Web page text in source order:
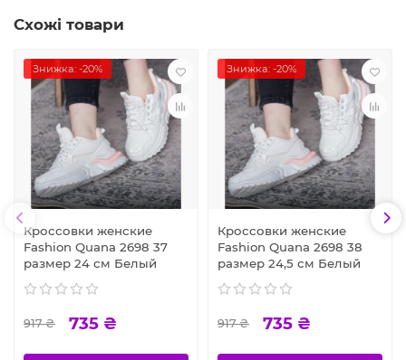
Схожі товари
Знижка: -20%
Кроссовки женские
Fashion Quana 2698 37
размер 24 см Белый
917 ₴ 735 ₴
Знижка: -20%
Кроссовки женские
Fashion Quana 2698 38
размер 24,5 см Белый
917 ₴ 735 ₴